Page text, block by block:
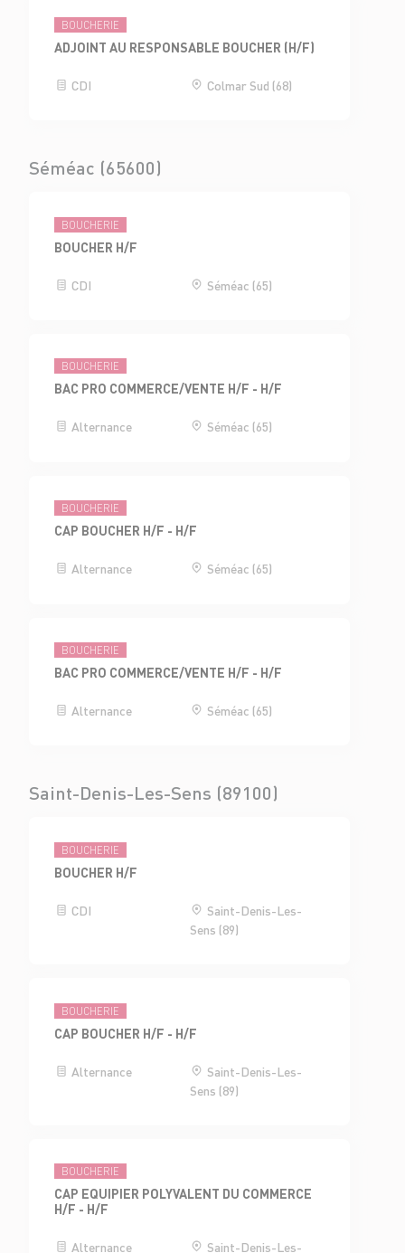
BOUCHERIE
ADJOINT AU RESPONSABLE BOUCHER (H/F)
CDI Colmar Sud (68)
Séméac (65600)
BOUCHERIE
BOUCHER H/F
CDI Séméac (65)
BOUCHERIE
BAC PRO COMMERCE/VENTE H/F - H/F
Alternance Séméac (65)
BOUCHERIE
CAP BOUCHER H/F - H/F
Alternance Séméac (65)
BOUCHERIE
BAC PRO COMMERCE/VENTE H/F - H/F
Alternance Séméac (65)
Saint-Denis-Les-Sens (89100)
BOUCHERIE
BOUCHER H/F
CDI
Saint-Denis-Les-
Sens (89)
BOUCHERIE
CAP BOUCHER H/F - H/F
Alternance
Saint-Denis-Les-
Sens (89)
BOUCHERIE
CAP EQUIPIER POLYVALENT DU COMMERCE
H/F - H/F
Alternance Saint-Denis-Les-